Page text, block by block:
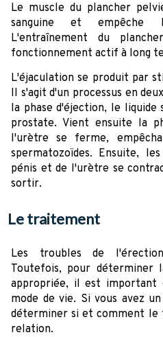
Le muscle du plancher
sanguine et empêche
L'entraînement du
fonctionnement actif à long
L'éjaculation se produit par
Il s'agit d'un processus en
la phase d'éjection, le liquide
prostate. Vient ensuite la
l'urètre se ferme,
spermatozoïdes. Ensuite,
pénis et de l'urètre se
sortir.
Le traitement
Les troubles de
Toutefois, pour déterminer
appropriée, il est
mode de vie. Si vous avez
déterminer si et comment
relation.